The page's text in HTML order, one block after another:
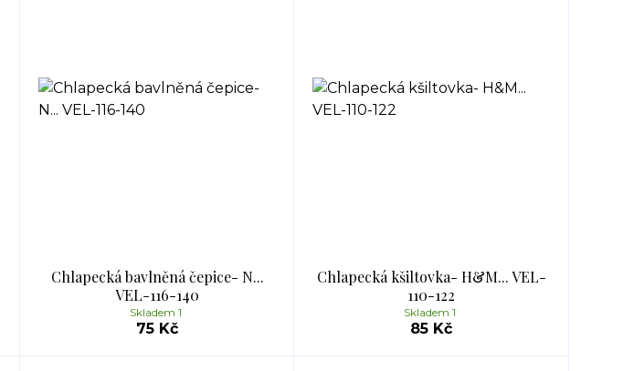
Chlapecká bavlněná čepice- N...
VEL-116-140
75 Kč
Skladem 1
Chlapecká kšiltovka- H&M... VEL-
110-122
85 Kč
Skladem 1